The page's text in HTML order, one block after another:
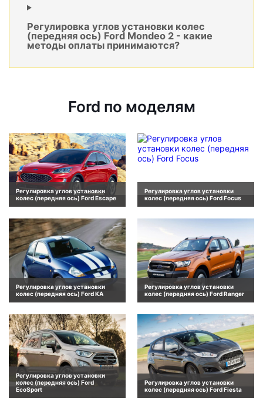
Регулировка углов установки колес
(передняя ось) Ford Mondeo 2 - какие
методы оплаты принимаются?
Ford по моделям
Регулировка углов установки
колес (передняя ось) Ford Escape
Регулировка углов установки
колес (передняя ось) Ford Focus
Регулировка углов установки
колес (передняя ось) Ford KA
Регулировка углов установки
колес (передняя ось) Ford Ranger
Регулировка углов установки
колес (передняя ось) Ford
EcoSport
Регулировка углов установки
колес (передняя ось) Ford Fiesta